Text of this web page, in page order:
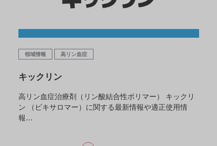
領域情報 高リン血症
キックリン
高リン血症治療剤（リン酸結合性ポリマー） キックリ
ン （ビキサロマー）に関する最新情報や適正使用情
報…